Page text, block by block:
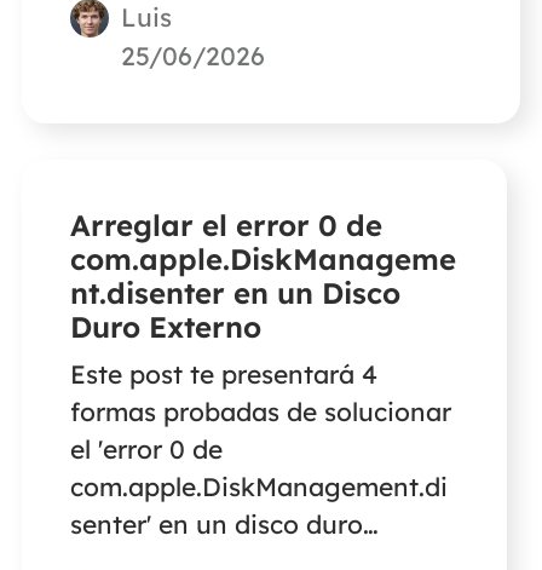
error.Luis
25/06/2026
Arreglar el error 0 de
com.apple.DiskManageme
nt.disenter en un Disco
Duro Externo
Este post te presentará 4
formas probadas de solucionar
el 'error 0 de
com.apple.DiskManagement.di
senter' en un disco duro